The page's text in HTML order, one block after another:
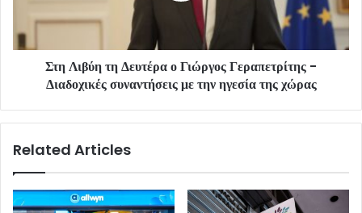
Στη Λιβύη τη Δευτέρα ο Γιώργος Γεραπετρίτης -
Διαδοχικές συναντήσεις με την ηγεσία της χώρας
Related Articles